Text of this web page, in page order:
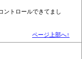
ントロールできてまし
ページ上部へ↑